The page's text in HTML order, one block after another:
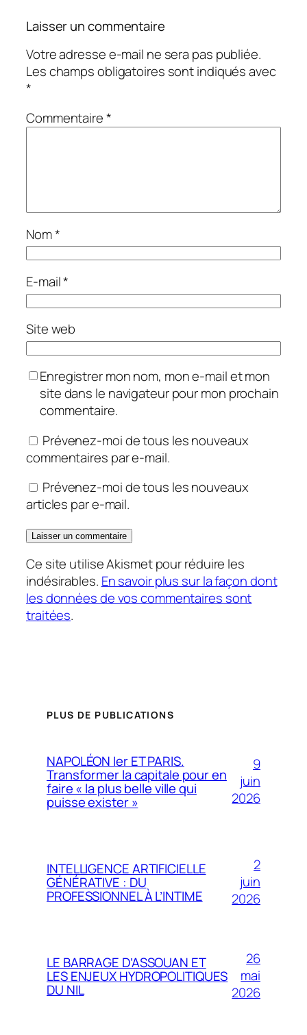
Laisser un commentaire
Votre adresse e-mail ne sera pas publiée.
Les champs obligatoires sont indiqués avec
*
Commentaire*
Nom*
E-mail*
Site web
Enregistrer mon nom, mon e-mail et mon
site dans le navigateur pour mon prochain
commentaire.
Prévenez-moi de tous les nouveaux
commentaires par e-mail.
Prévenez-moi de tous les nouveaux
articles par e-mail.
Ce site utilise Akismet pour réduire les
indésirables. En savoir plus sur la façon dont
les données de vos commentaires sont
traitées.
PLUS DE PUBLICATIONS
NAPOLÉON Ier ET PARIS.
Transformer la capitale pour en
faire « la plus belle ville qui
puisse exister »
9
juin
2026
INTELLIGENCE ARTIFICIELLE
GÉNÉRATIVE : DU
PROFESSIONNEL À L’INTIME
2
juin
2026
LE BARRAGE D’ASSOUAN ET
LES ENJEUX HYDROPOLITIQUES
DU NIL
26
mai
2026